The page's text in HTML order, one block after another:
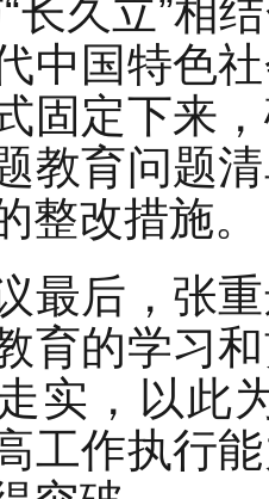
长久立”相
中国特色
固定下来
教育问题
整改措施。
最后，张
育的学习
实，以此
工作执行